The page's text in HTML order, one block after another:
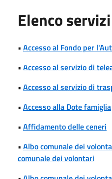
Elenco
• Accesso al Fondo per
• Accesso al servizio di
• Accesso al servizio di
• Accesso alla Dote famiglia
• Affidamento delle ceneri
• Albo comunale dei
comunale dei volontari